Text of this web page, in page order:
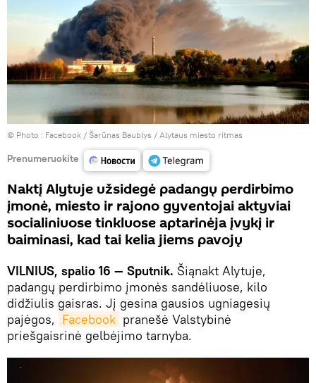
© Photo : Facebook / Šarūnas Baublys‎ / Alytaus miesto ritmas
Prenumeruokite
Naktį Alytuje užsidegė padangų perdirbimo
įmonė, miesto ir rajono gyventojai aktyviai
socialiniuose tinkluose aptarinėja įvykį ir
baiminasi, kad tai kelia jiems pavojų
VILNIUS, spalio 16 — Sputnik. Šiąnakt Alytuje,
padangų perdirbimo įmonės sandėliuose, kilo
didžiulis gaisras. Jį gesina gausios ugniagesių
pajėgos, Facebook pranešė Valstybinė
priešgaisrinė gelbėjimo tarnyba.